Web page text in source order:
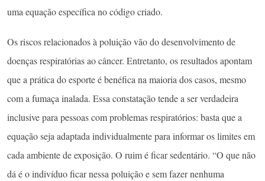
uma equação específica no código criado.
Os riscos relacionados à poluição vão do desenvolvimento de
doenças respiratórias ao câncer. Entretanto, os resultados apontam
que a prática do esporte é benéfica na maioria dos casos, mesmo
com a fumaça inalada. Essa constatação tende a ser verdadeira
inclusive para pessoas com problemas respiratórios: basta que a
equação seja adaptada individualmente para informar os limites em
cada ambiente de exposição. O ruim é ficar sedentário. “O que não
dá é o indivíduo ficar nessa poluição e sem fazer nenhuma